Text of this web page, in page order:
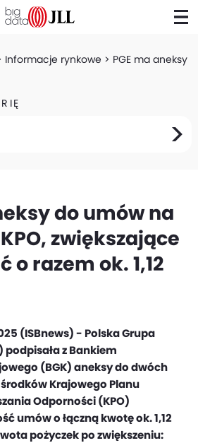
Informacje rynkowe PGE ma aneksy
do umów na
zwiększające
o razem ok. 1,12
(ISBnews) - Polska Grupa
podpisała z Bankiem
(BGK) aneksy do dwóch
Krajowego Planu
Odporności (KPO)
umów o łączną kwotę ok. 1,12
pożyczek po zwiększeniu: